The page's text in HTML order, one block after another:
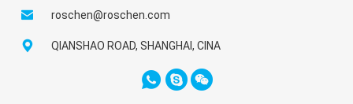
roschen@roschen.com
QIANSHAO ROAD, SHANGHAI, CINA